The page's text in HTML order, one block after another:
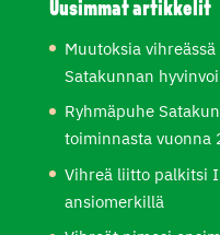
Uusimmat artikkelit
Muutoksia
Satakunnan
Ryhmäpuhe
toiminnasta vuonna
Vihreä liitto palkitsi
ansiomerkillä